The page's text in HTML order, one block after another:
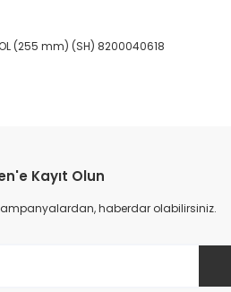
(255 mm) (SH) 8200040618
Kayıt Olun
haberdar olabilirsiniz.